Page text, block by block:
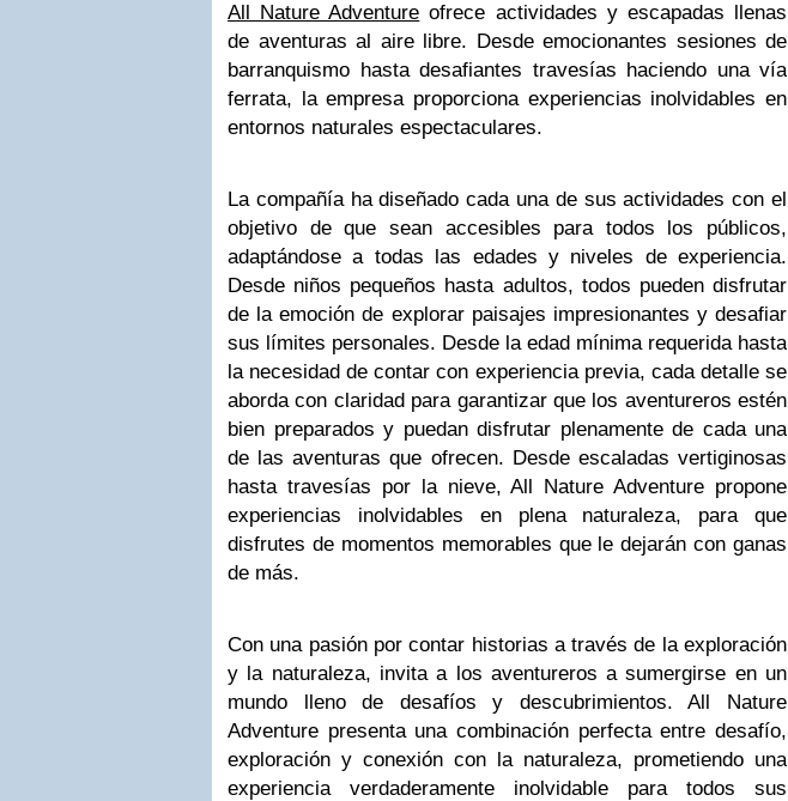
All Nature Adventure ofrece actividades y escapadas llenas
de aventuras al aire libre. Desde emocionantes sesiones de
barranquismo hasta desafiantes travesías haciendo una vía
ferrata, la empresa proporciona experiencias inolvidables en
entornos naturales espectaculares.
La compañía ha diseñado cada una de sus actividades con el
objetivo de que sean accesibles para todos los públicos,
adaptándose a todas las edades y niveles de experiencia.
Desde niños pequeños hasta adultos, todos pueden disfrutar
de la emoción de explorar paisajes impresionantes y desafiar
sus límites personales. Desde la edad mínima requerida hasta
la necesidad de contar con experiencia previa, cada detalle se
aborda con claridad para garantizar que los aventureros estén
bien preparados y puedan disfrutar plenamente de cada una
de las aventuras que ofrecen. Desde escaladas vertiginosas
hasta travesías por la nieve, All Nature Adventure propone
experiencias inolvidables en plena naturaleza, para que
disfrutes de momentos memorables que le dejarán con ganas
de más.
Con una pasión por contar historias a través de la exploración
y la naturaleza, invita a los aventureros a sumergirse en un
mundo lleno de desafíos y descubrimientos. All Nature
Adventure presenta una combinación perfecta entre desafío,
exploración y conexión con la naturaleza, prometiendo una
experiencia verdaderamente inolvidable para todos sus